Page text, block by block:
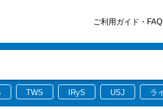
ご利用ガイド・FAQ
TWS IRyS USJ ラ